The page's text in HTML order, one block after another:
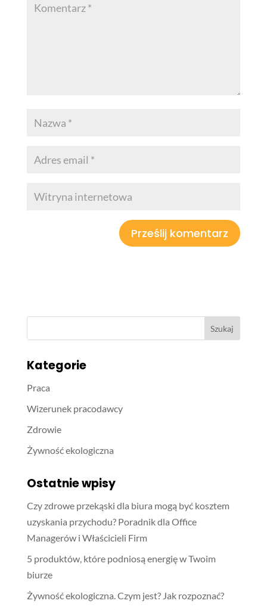
Kategorie
Praca
Wizerunek pracodawcy
Zdrowie
Żywność ekologiczna
Ostatnie wpisy
Czy zdrowe przekąski dla biura mogą być kosztem
uzyskania przychodu? Poradnik dla Office
Managerów i Właścicieli Firm
5 produktów, które podniosą energię w Twoim
biurze
Żywność ekologiczna. Czym jest? Jak rozpoznać?